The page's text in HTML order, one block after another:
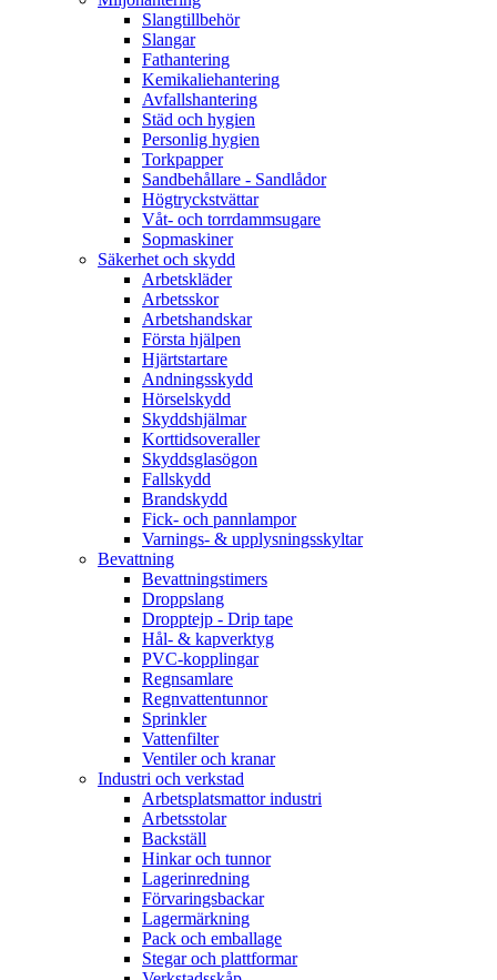
Slangtillbehör
Slangar
Fathantering
Kemikaliehantering
Avfallshantering
Städ och hygien
Personlig hygien
Torkpapper
Sandbehållare - Sandlådor
Högtryckstvättar
Våt- och torrdammsugare
Sopmaskiner
Säkerhet och skydd
Arbetskläder
Arbetsskor
Arbetshandskar
Första hjälpen
Hjärtstartare
Andningsskydd
Hörselskydd
Skyddshjälmar
Korttidsoveraller
Skyddsglasögon
Fallskydd
Brandskydd
Fick- och pannlampor
Varnings- & upplysningsskyltar
Bevattning
Bevattningstimers
Droppslang
Dropptejp - Drip tape
Hål- & kapverktyg
PVC-kopplingar
Regnsamlare
Regnvattentunnor
Sprinkler
Vattenfilter
Ventiler och kranar
Industri och verkstad
Arbetsplatsmattor industri
Arbetsstolar
Backställ
Hinkar och tunnor
Lagerinredning
Förvaringsbackar
Lagermärkning
Pack och emballage
Stegar och plattformar